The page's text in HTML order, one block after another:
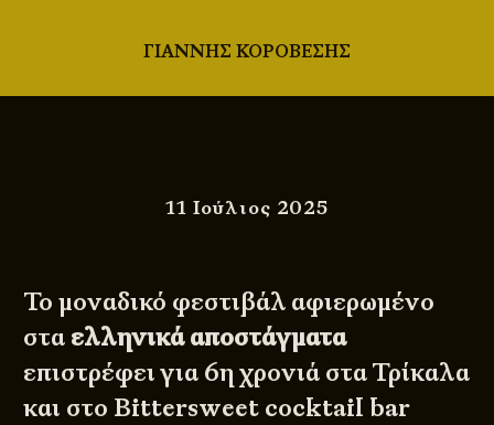
ΓΙΑΝΝΗΣ ΚΟΡΟΒΕΣΗΣ
11 Ιούλιος 2025
Το μοναδικό φεστιβάλ αφιερωμένο
στα ελληνικά αποστάγματα
επιστρέφει για 6η χρονιά στα Τρίκαλα
και στο Bittersweet cocktail bar